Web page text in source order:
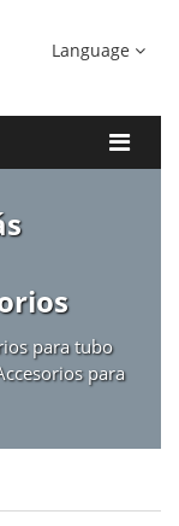
Language
para tubo
para